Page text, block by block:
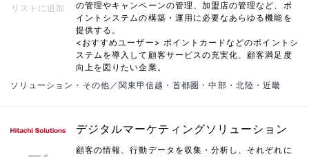
リストに追加
の管理やキャンペーンの管理、加盟店の管理など、ポ
イントシステムの構築・運用に必要なあらゆる機能を
提供する。
<おすすめユーザー> ポイントカードなどのポイントシ
ステムを導入して顧客サービスの充実化、顧客満足度
向上を図りたい企業。
ソリューション・その他／関東甲信越・首都圏・中部・北陸・近畿
デジタルマーケティングソリューション
顧客の情報、行動データを収集・分析し、それぞれに